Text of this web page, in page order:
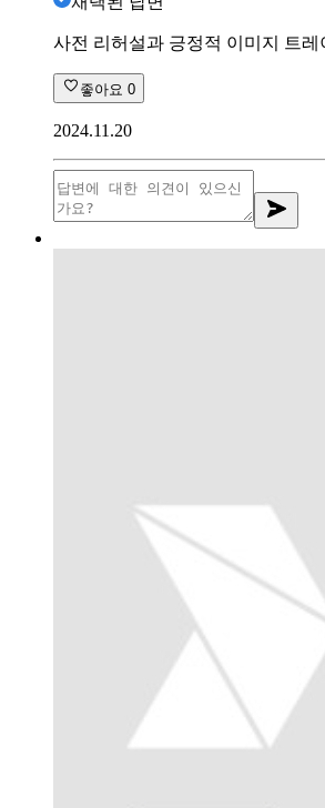
사전 리허설과 긍정적 이미지 트
좋아요 0
2024.11.20